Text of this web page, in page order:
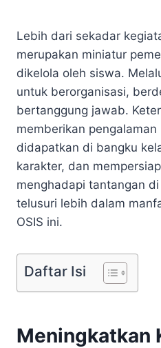
Lebih dari sekadar
merupakan miniatur
dikelola oleh siswa.
untuk berorganisasi,
bertanggung jawab.
memberikan
didapatkan di bangku
karakter, dan
menghadapi tantangan
telusuri lebih dalam
OSIS ini.
Daftar Isi
Meningkatkan